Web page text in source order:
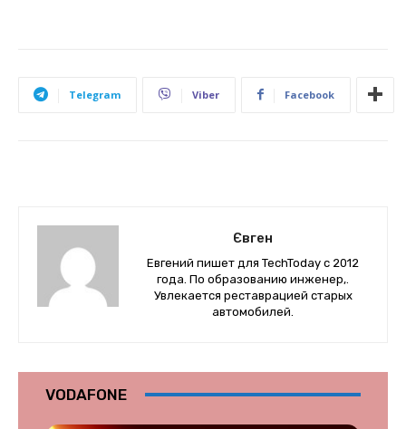
Telegram Viber Facebook
Євген
Евгений пишет для TechToday с 2012
года. По образованию инженер,.
Увлекается реставрацией старых
автомобилей.
VODAFONE